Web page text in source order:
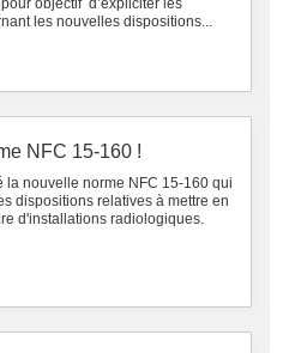
objectif d’expliciter les
les nouvelles dispositions...
NFC 15-160 !
la nouvelle norme NFC 15-160 qui
dispositions relatives à mettre en
d'installations radiologiques.